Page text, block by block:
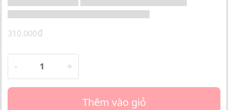
310.000₫
- +
Thêm vào giỏ